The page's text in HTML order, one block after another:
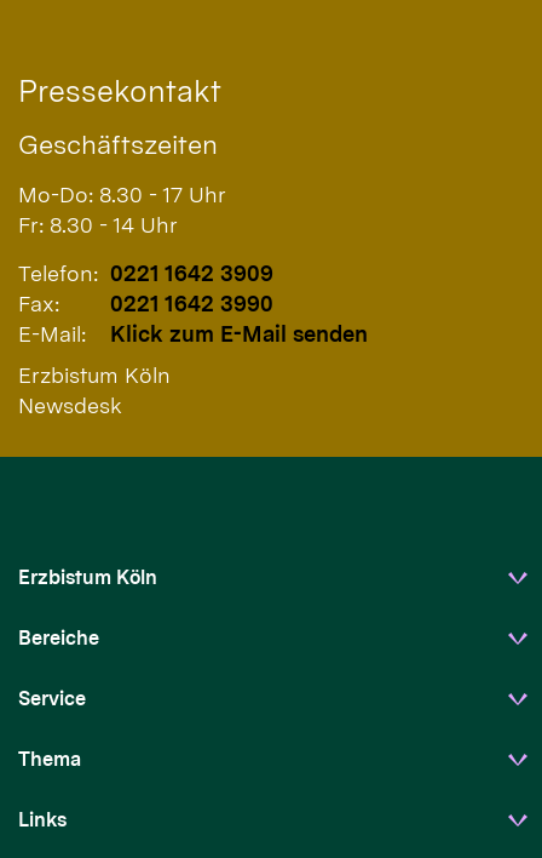
Pressekontakt
Geschäftszeiten
Mo-Do: 8.30 - 17 Uhr
Fr: 8.30 - 14 Uhr
Telefon: 0221 1642 3909
Fax:
0221 1642 3990
E-Mail:
Klick zum E-Mail senden
Erzbistum Köln
Newsdesk
Erzbistum Köln
Bereiche
Service
Thema
Links